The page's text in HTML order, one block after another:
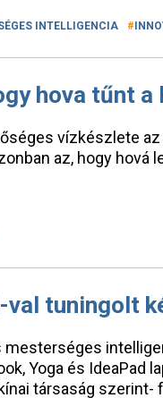
INTELLIGENCIA
hova tűnt a
vízkészlete
az, hogy hová
val tuningolt
Yoga és IdeaPad
társaság szerint-